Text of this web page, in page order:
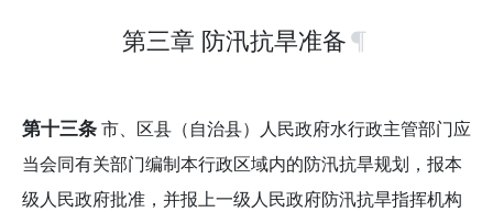
第三章 防汛抗旱准备
第十三条市、区县（自治县）人民政府水行政主管部门应
当会同有关部门编制本行政区域内的防汛抗旱规划，报本
级人民政府批准，并报上一级人民政府防汛抗旱指挥机构